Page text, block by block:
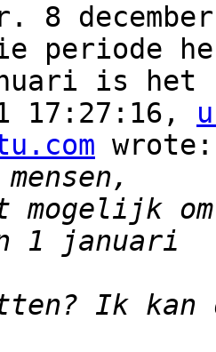
8
periode
is het
17:27:16,
wrote:
mogelijk
Ik kan